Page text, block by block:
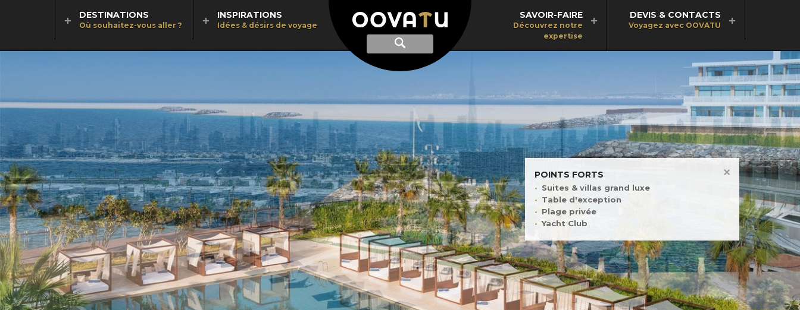
Afficher
recherche
Recherche
DESTINATIONS
Où souhaitez-vous aller ?
INSPIRATIONS
Idées & désirs de voyage
SAVOIR-FAIRE
Découvrez notre
expertise
DEVIS & CONTACTS
Voyagez avec OOVATU
POINTS FORTS
Suites & villas grand luxe
Table d'exception
Plage privée
Yacht Club